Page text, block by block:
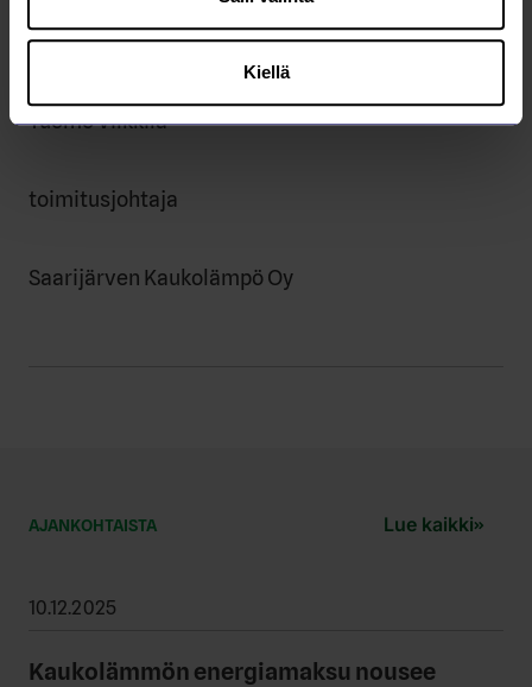
Kiellä
Terveisin,
Tuomo Vilkkilä
toimitusjohtaja
Saarijärven Kaukolämpö Oy
AJANKOHTAISTA Lue kaikki
10.12.2025
Kaukolämmön energiamaksu nousee